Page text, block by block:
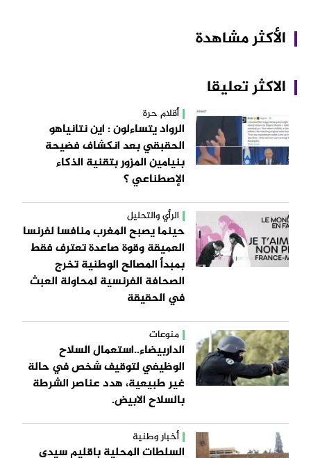
الأكثر مشاهدة
الاكثر تعليقا
أقلام حرة
الرواد يتساءلون : اين نتانياهو
الحقبقي بعد انكشاف فضيحة
بنيامين المزور بتقنية الذكاء
الإصطناعي ؟
الرأي والتحليل
حينما يصبح المغرب منافسا لفرنسا
العميقة وقوة صاعدة تعترف فقط
بمبدأ المصالح الوطنية تخرج
الصحافة الفرنسية لمحاولة العبث
في الحقيقة
منوعات
الداربيضاء..استعمال السلاح
الوظيفي لتوقيف شخص في حالة
غير طبيعية، هدد عناصر الشرطة
بالسلاح الابيض.
أخبار وطنية
السلطات المحلية باقليم سيدي